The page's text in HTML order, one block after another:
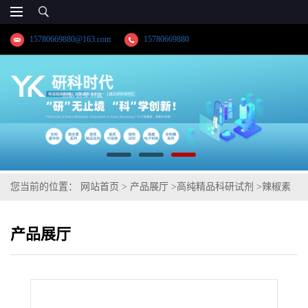
15780669880@163.com 15780669880
您当前的位置： 网站首页 > 产品展厅 >高纯精品科研试剂 >辣椒素
产品展厅